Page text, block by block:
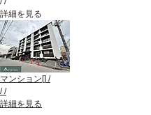
詳細を見る
マンション[] /
//
詳細を見る